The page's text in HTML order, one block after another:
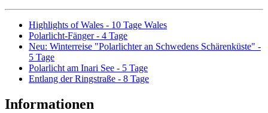
Highlights of Wales - 10 Tage Wales
Polarlicht-Fänger - 4 Tage
Neu: Winterreise "Polarlichter an Schwedens Schärenküste" -
5 Tage
Polarlicht am Inari See - 5 Tage
Entlang der Ringstraße - 8 Tage
Informationen